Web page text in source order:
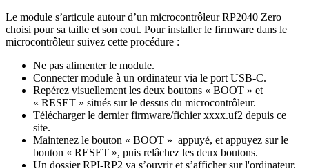
Le module s’articule autour d’un microcontrôleur RP2040 Zero
choisi pour sa taille et son cout. Pour installer le firmware dans le
microcontrôleur suivez cette procédure :
Ne pas alimenter le module.
Connecter module à un ordinateur via le port USB-C.
Repérez visuellement les deux boutons « BOOT » et
« RESET » situés sur le dessus du microcontrôleur.
Télécharger le dernier firmware/fichier xxxx.uf2 depuis ce
site.
Maintenez le bouton « BOOT » appuyé, et appuyez sur le
bouton « RESET », puis relâchez les deux boutons.
Un dossier RPI-RP2 va s’ouvrir et s’afficher sur l'ordinateur.